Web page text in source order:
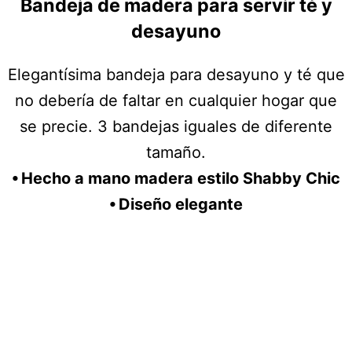
Bandeja de madera para servir té y
desayuno
Elegantísima bandeja para desayuno y té que
no debería de faltar en cualquier hogar que
se precie. 3 bandejas iguales de diferente
tamaño.
⦁ Hecho a mano madera estilo Shabby Chic
⦁ Diseño elegante